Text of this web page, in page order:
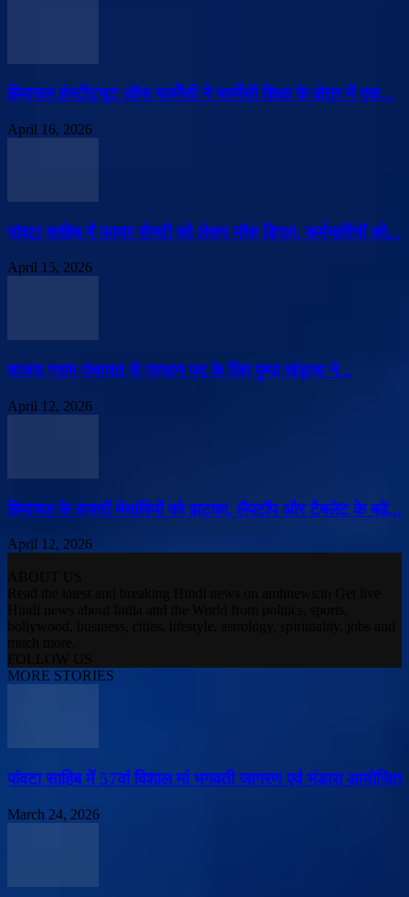
हिमाचल इंस्टीट्यूट ऑफ फार्मेसी ने फार्मेसी शिक्षा के क्षेत्र में एक...
April 16, 2026
पांवटा साहिब में फायर सेफ्टी को लेकर मॉक ड्रिल, कर्मचारियों को...
April 15, 2026
माजरा ग्राम पंचायत से प्रधान पद के लिए पुष्पा खंडूजा ने...
April 12, 2026
हिमाचल के हजारों मेधावियों को झटका, लैपटॉप और टैबलेट के बढ़े...
April 12, 2026
MORE STORIES
पांवटा साहिब में 57वां विशाल मां भगवती जागरण एवं भंडारा आयोजित
March 24, 2026